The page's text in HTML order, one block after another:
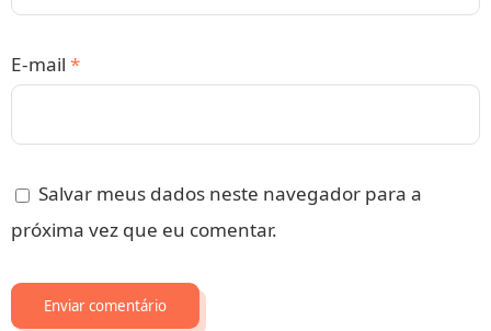
E-mail *
Salvar meus dados neste navegador para a
próxima vez que eu comentar.